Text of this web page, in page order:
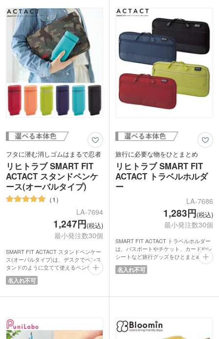
ーズ。本体色と同色の紙押さえがおしゃ
れに彩りを添えます。カラフルな色合い
でお馴染みの文具メーカーLIHIT LAB.
(リヒトラブ)の商品です。
名入れは1色印刷に対応。セミナーや学
校説明会の記念品、企業のオリジナルグ
ッズに人気のノベルティです。
優れた文具に贈られる第26回 日本文具
大賞2017で、機能部門の優秀賞を受賞!
ぜひ一度試してみてください。
動画提供 : LIHIT LAB.
※動画はA4サイズのものです。
フタに潜む消しゴムはまるで忍者
リヒトラブ SMART FIT
ACTACT スタンドペンケ
ース(オーバルタイプ)
1
LA-7694
1,247円(税込)
最小発注数30個
SMART FIT ACTACT スタンドペンケー
ス(オーバルタイプ)は、デスクでペンス
タンドのように立てて使えるペンケース
で、ペンは約15本入ります。ファスナー
を開けて本体を握り、上から押すと底の
わり!使いたいペンが一目で見つかるの
ます。楕円形なので転がる心配もなく、
スリムで持ち運びに適しています。国内
名入れ不可
旅行に必要な物をひとまとめ
リヒトラブ SMART FIT
ACTACT トラベルホルダ
ー
LA-7686
1,283円(税込)
最小発注数30個
SMART FIT ACTACT トラベルホルダー
は、パスポートやチケット、カードやレ
シートなど旅行グッズをひとまとめ出来
る便利アイテム。
旅行では荷物が増える中、貴重品をなく
ん付いているので整理しやすく、かばん
で、水や汚れに強いという安心感!記念
品や贈り物にいかがでしょう。
名入れ不可